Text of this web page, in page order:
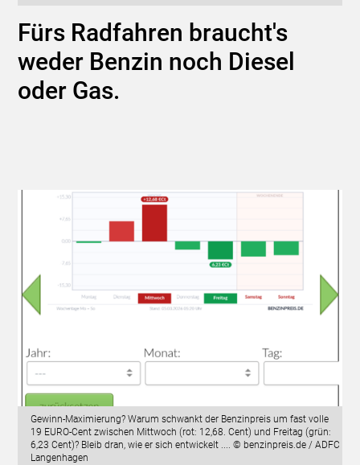
Fürs Radfahren braucht's
weder Benzin noch Diesel
oder Gas.
Gewinn-Maximierung? Warum schwankt der Benzinpreis um fast volle
19 EURO-Cent zwischen Mittwoch (rot: 12,68. Cent) und Freitag (grün:
6,23 Cent)? Bleib dran, wie er sich entwickelt .... © benzinpreis.de / ADFC
Langenhagen